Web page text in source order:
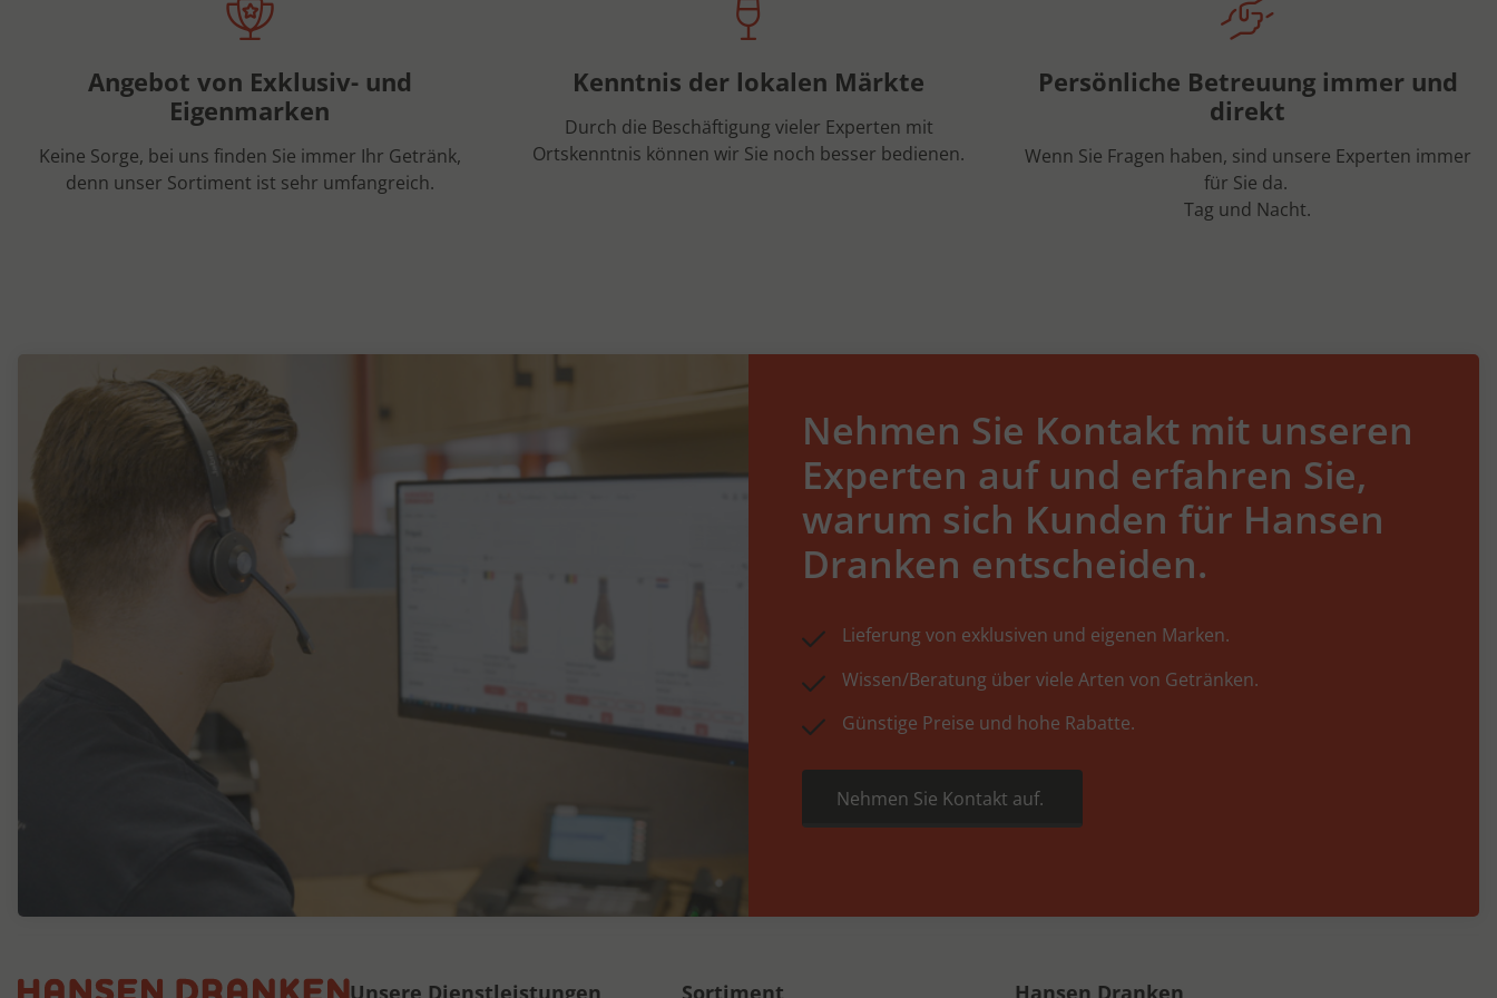
Angebot von Exklusiv- und
Eigenmarken
Keine Sorge, bei uns finden Sie immer Ihr Getränk,
denn unser Sortiment ist sehr umfangreich.
Kenntnis der lokalen Märkte
Durch die Beschäftigung vieler Experten mit
Ortskenntnis können wir Sie noch besser bedienen.
Persönliche Betreuung immer und
direkt
Wenn Sie Fragen haben, sind unsere Experten immer
für Sie da.
Tag und Nacht.
Nehmen Sie Kontakt mit unseren
Experten auf und erfahren Sie,
warum sich Kunden für Hansen
Dranken entscheiden.
Lieferung von exklusiven und eigenen Marken.
Wissen/Beratung über viele Arten von Getränken.
Günstige Preise und hohe Rabatte.
Nehmen Sie Kontakt auf.